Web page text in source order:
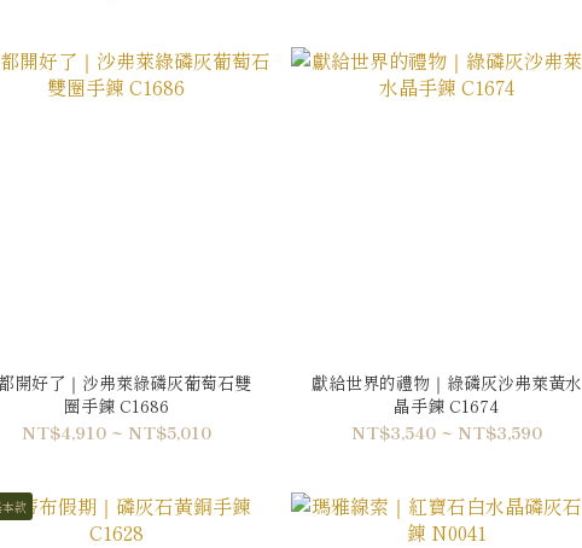
開好了｜沙弗萊綠磷灰葡萄石雙
圈手鍊 C1686
NT$4,910 ~ NT$5,010
獻給世界的禮物｜綠磷灰沙弗萊黃水
晶手鍊 C1674
NT$3,540 ~ NT$3,590
款